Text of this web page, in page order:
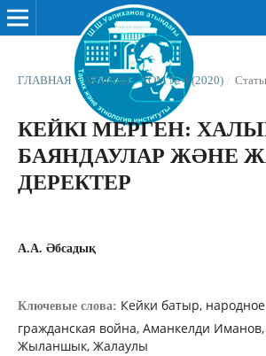
ГЛАВНАЯ / АРХИВЫ / ТОМ № 4 (2020) /
КЕЙКІ МЕРГЕН:
БАЯНДАУЛАР ЖƏНЕ
ДЕРЕКТЕР
А.А. Əбсадық
Ключевые слова: Кейки батыр,
гражданская война, Аманкелди
Жыланшык, Жалаулы